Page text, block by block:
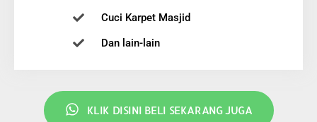
Cuci Karpet Masjid
Dan lain-lain
KLIK DISINI BELI SEKARANG JUGA